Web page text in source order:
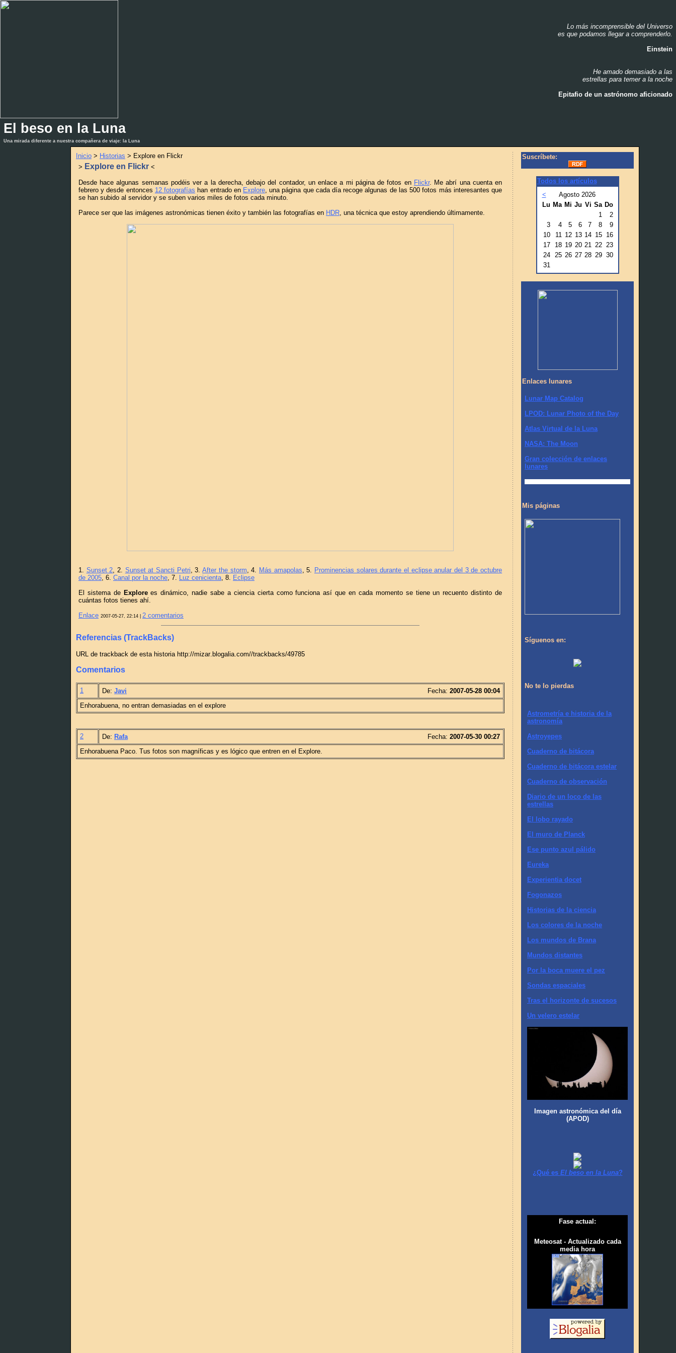
Lo más incomprensible del Universo
es que podamos llegar a comprenderlo.
Einstein
He amado demasiado a las
estrellas para temer a la noche
Epitafio de un astrónomo aficionado
El beso en la Luna
Una mirada diferente a nuestra compañera de viaje: la Luna
Inicio > Historias > Explore en Flickr
> Explore en Flickr <
Desde hace algunas semanas podéis ver a la derecha, debajo del contador, un enlace a mi página de fotos en Flickr. Me abrí una cuenta en
febrero y desde entonces 12 fotografías han entrado en Explore, una página que cada día recoge algunas de las 500 fotos más interesantes que
se han subido al servidor y se suben varios miles de fotos cada minuto.
Parece ser que las imágenes astronómicas tienen éxito y también las fotografías en HDR, una técnica que estoy aprendiendo últimamente.
1. Sunset 2, 2. Sunset at Sancti Petri, 3.After the storm, 4. Más amapolas, 5. Prominencias solares durante el eclipse anular del 3 de octubre
de 2005, 6. Canal por la noche, 7. Luz cenicienta, 8. Eclipse
El sistema de Explorees dinámico, nadie sabe a ciencia cierta como funciona así que en cada momento se tiene un recuento distinto de
cuántas fotos tienes ahí.
Enlace 2007-05-27, 22:14 | 2 comentarios
Referencias (TrackBacks)
URL de trackback de esta historia http://mizar.blogalia.com//trackbacks/49785
Comentarios
1 De: Javi Fecha: 2007-05-28 00:04
Enhorabuena, no entran demasiadas en el explore
2 De: Rafa Fecha: 2007-05-30 00:27
Enhorabuena Paco. Tus fotos son magníficas y es lógico que entren en el Explore.
Suscríbete:
Todos los artículos
<
Agosto 2026
Lu Ma Mi Ju Vi Sa Do
1
2
3
4 5 6 7 8
9
10
11 12 13 14 15
16
17
18 19 20 21 22 23
24
25 26 27 28 29 30
31
Enlaces lunares
Lunar Map Catalog
LPOD: Lunar Photo of the Day
Atlas Virtual de la Luna
NASA: The Moon
Gran colección de enlaces
lunares
Mis páginas
Síguenos en:
No te lo pierdas
Astrometría e historia de la
astronomía
Astroyepes
Cuaderno de bitácora
Cuaderno de bitácora estelar
Cuaderno de observación
Diario de un loco de las
estrellas
El lobo rayado
El muro de Planck
Ese punto azul pálido
Eureka
Experientia docet
Fogonazos
Historias de la ciencia
Los colores de la noche
Los mundos de Brana
Mundos distantes
Por la boca muere el pez
Sondas espaciales
Tras el horizonte de sucesos
Un velero estelar
Imagen astronómica del día
(APOD)
¿Qué es El beso en la Luna?
Fase actual:
Meteosat - Actualizado cada
media hora